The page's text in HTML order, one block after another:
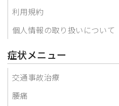
利用規約
個人情報の取り扱いについて
症状メニュー
交通事故治療
腰痛